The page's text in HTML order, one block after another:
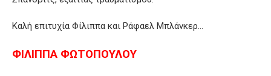
Καλή επιτυχία Φίλιππα και Ράφαελ Μπλάνκερ…
ΦΙΛΙΠΠΑ ΦΩΤΟΠΟΥΛΟΥ